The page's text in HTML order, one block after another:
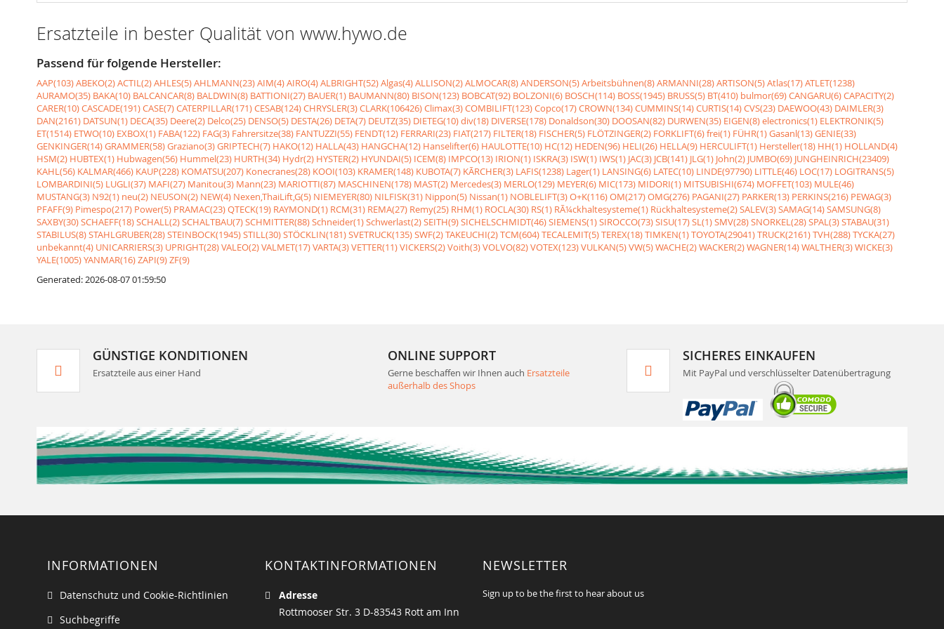
Ersatzteile in bester Qualität von www.hywo.de
Passend für folgende Hersteller:
AAP(103)ABEKO(2)ACTIL(2)AHLES(5)AHLMANN(23)AIM(4)AIRO(4)ALBRIGHT(52)Algas(4)ALLISON(2)ALMOCAR(8)ANDERSON(5)Arbeitsbühnen(8)ARMANNI(28)ARTISON(5)Atlas(17)ATLET(1238)
AURAMO(35) BAKA(10) BALCANCAR(8) BALDWIN(8) BATTIONI(27) BAUER(1) BAUMANN(80) BISON(123) BOBCAT(92) BOLZONI(6) BOSCH(114) BOSS(1945) BRUSS(5) BT(410) bulmor(69)CANGARU(6)CAPACITY(2)
CARER(10)CASCADE(191)CASE(7)CATERPILLAR(171)CESAB(124)CHRYSLER(3)CLARK(106426)Climax(3)COMBILIFT(123)Copco(17)CROWN(134)CUMMINS(14)CURTIS(14)CVS(23) DAEWOO(43) DAIMLER(3)
DAN(2161) DATSUN(1) DECA(35) Deere(2) Delco(25) DENSO(5) DESTA(26) DETA(7) DEUTZ(35) DIETEG(10)div(18) DIVERSE(178) Donaldson(30) DOOSAN(82) DURWEN(35) EIGEN(8)electronics(1) ELEKTRONIK(5)
ET(1514) ETWO(10) EXBOX(1) FABA(122) FAG(3) Fahrersitze(38) FANTUZZI(55) FENDT(12) FERRARI(23) FIAT(217) FILTER(18) FISCHER(5) FLÖTZINGER(2) FORKLIFT(6)frei(1) FÜHR(1)Gasanl(13)GENIE(33)
GENKINGER(14)GRAMMER(58)Graziano(3)GRIPTECH(7) HAKO(12) HALLA(43) HANGCHA(12) Hanselifter(6) HAULOTTE(10) HC(12) HEDEN(96) HELI(26) HELLA(9) HERCULIFT(1) Hersteller(18) HH(1) HOLLAND(4)
HSM(2) HUBTEX(1) Hubwagen(56) Hummel(23) HURTH(34) Hydr(2) HYSTER(2) HYUNDAI(5) ICEM(8) IMPCO(13) IRION(1) ISKRA(3) ISW(1) IWS(1) JAC(3) JCB(141) JLG(1) John(2) JUMBO(69) JUNGHEINRICH(23409)
KAHL(56) KALMAR(466) KAUP(228) KOMATSU(207) Konecranes(28) KOOI(103) KRAMER(148) KUBOTA(7) KÃRCHER(3) LAFIS(1238) Lager(1) LANSING(6) LATEC(10) LINDE(97790) LITTLE(46) LOC(17) LOGITRANS(5)
LOMBARDINI(5) LUGLI(37) MAFI(27) Manitou(3) Mann(23) MARIOTTI(87) MASCHINEN(178) MAST(2) Mercedes(3) MERLO(129) MEYER(6) MIC(173) MIDORI(1) MITSUBISHI(674) MOFFET(103) MULE(46)
MUSTANG(3) N92(1) neu(2) NEUSON(2) NEW(4) Nexen,ThaiLift,G(5) NIEMEYER(80) NILFISK(31) Nippon(5) Nissan(1) NOBLELIFT(3)O+K(116)OM(217)OMG(276) PAGANI(27) PARKER(13) PERKINS(216) PEWAG(3)
PFAFF(9) Pimespo(217) Power(5) PRAMAC(23)QTECK(19) RAYMOND(1) RCM(31) REMA(27) Remy(25) RHM(1) ROCLA(30) RS(1) RÃ¼ckhaltesysteme(1) Rückhaltesysteme(2)SALEV(3)SAMAG(14)SAMSUNG(8)
SAXBY(30)SCHAEFF(18)SCHALL(2)SCHALTBAU(7)SCHMITTER(88)Schneider(1)Schwerlast(2)SEITH(9)SICHELSCHMIDT(46)SIEMENS(1)SIROCCO(73)SISU(17)SL(1)SMV(28)SNORKEL(28)SPAL(3)STABAU(31)
STABILUS(8)STAHLGRUBER(28)STEINBOCK(1945)STILL(30)STÖCKLIN(181)SVETRUCK(135)SWF(2)TAKEUCHI(2)TCM(604)TECALEMIT(5)TEREX(18)TIMKEN(1)TOYOTA(29041)TRUCK(2161)TVH(288)TYCKA(27)
unbekannt(4) UNICARRIERS(3) UPRIGHT(28)VALEO(2)VALMET(17)VARTA(3)VETTER(11)VICKERS(2)Voith(3)VOLVO(82)VOTEX(123)VULKAN(5)VW(5)WACHE(2)WACKER(2)WAGNER(14)WALTHER(3)WICKE(3)
YALE(1005)YANMAR(16)ZAPI(9)ZF(9)
Generated: 2026-08-07 01:59:50
GÜNSTIGE KONDITIONEN
Ersatzteile aus einer Hand
ONLINE SUPPORT
Gerne beschaffen wir Ihnen auch Ersatzteile
außerhalb des Shops
SICHERES EINKAUFEN
Mit PayPal und verschlüsselter Datenübertragung
INFORMATIONEN
Datenschutz und Cookie-Richtlinien
Suchbegriffe
KONTAKTINFORMATIONEN
Adresse
Rottmooser Str. 3 D-83543 Rott am Inn
NEWSLETTER
Sign up to be the first to hear about us